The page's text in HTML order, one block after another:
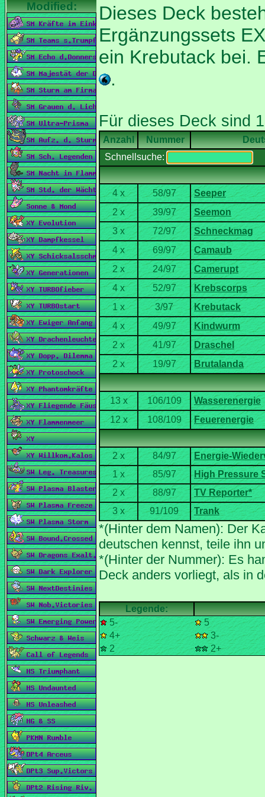
Dieses Deck
Ergänzungssets
ein Krebutack bei.
.
Nummer
Schnellsuche:
*(Hinter dem Namen): Der
*(Hinter der Nummer): Es
5-
5
4+
3-
2
2+